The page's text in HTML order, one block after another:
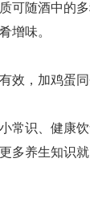
可随酒中的
增味。
效，加鸡蛋
常识、健康
多养生知识